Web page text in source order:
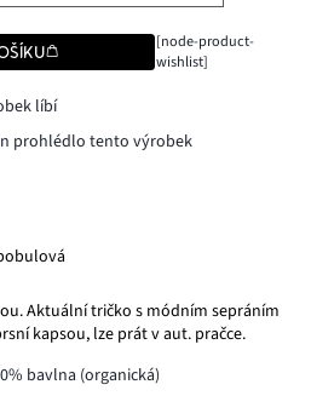
[node-product-
wishlist]
líbí
prohlédlo tento výrobek
Aktuální tričko s módním sepráním
kapsou, lze prát v aut. pračce.
bavlna (organická)